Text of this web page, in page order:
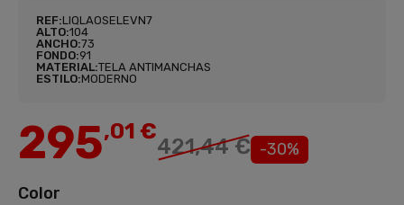
REF:LIQLAOSELEVN7
ALTO:104
ANCHO:73
FONDO:91
MATERIAL:TELA ANTIMANCHAS
ESTILO:MODERNO
295,01 €
421,44 € -30%
Color